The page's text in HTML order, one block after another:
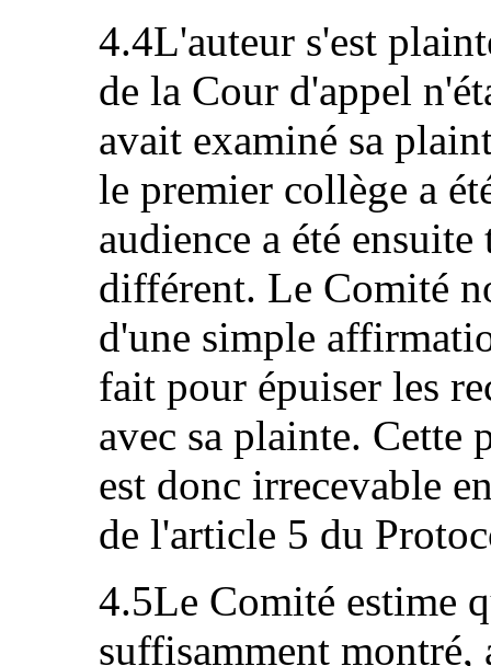
4.4L'auteur s'est
de la Cour d'appel
avait examiné sa
le premier collège a
audience a été
différent. Le Comité
d'une simple
fait pour épuiser les
avec sa plainte. Cette
est donc irrecevable
de l'article 5 du
4.5Le Comité estime
suffisamment